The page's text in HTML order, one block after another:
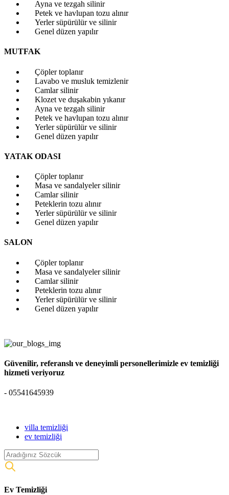
Ayna ve tezgah silinir
Petek ve havlupan tozu alınır
Yerler süpürülür ve silinir
Genel düzen yapılır
MUTFAK
Çöpler toplanır
Lavabo ve musluk temizlenir
Camlar silinir
Klozet ve duşakabin yıkanır
Ayna ve tezgah silinir
Petek ve havlupan tozu alınır
Yerler süpürülür ve silinir
Genel düzen yapılır
YATAK ODASI
Çöpler toplanır
Masa ve sandalyeler silinir
Camlar silinir
Peteklerin tozu alınır
Yerler süpürülür ve silinir
Genel düzen yapılır
SALON
Çöpler toplanır
Masa ve sandalyeler silinir
Camlar silinir
Peteklerin tozu alınır
Yerler süpürülür ve silinir
Genel düzen yapılır
Güvenilir, referanslı ve deneyimli personellerimizle ev temizliği
hizmeti veriyoruz
- 05541645939
villa temizliği
ev temizliği
Ev Temizliği